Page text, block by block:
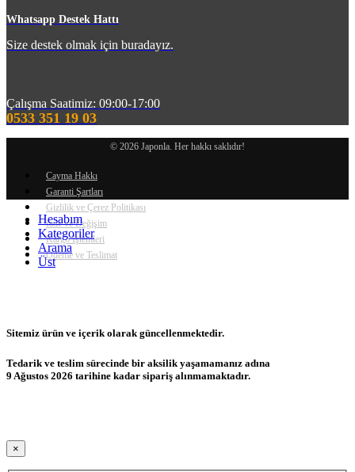
Whatsapp Destek Hattı
Size destek olmak için buradayız.
Çalışma Saatimiz: 09:00-17:00
0533 351 19 03
© 2026 Japonla. Her hakkı saklıdır!
Cayma Hakkı
Garanti Şartları
Gizlilik ve Çerez Politikası
İade ve Değişim
Kargo İşlemleri
Ödeme ve Teslimat
Hesabım
Kategoriler
Arama
Üst
Sitemiz ürün ve içerik olarak güncellenmektedir.
Tedarik ve teslim sürecinde bir aksilik yaşamamanız adına
9 Ağustos 2026 tarihine kadar sipariş alınmamaktadır.
×